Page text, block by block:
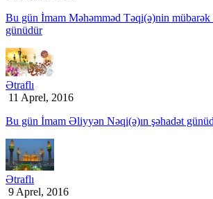
Bu gün İmam Məhəmməd Təqi(ə)nin
günüdür
Ətraflı
11 Aprel, 2016
Bu gün İmam Əliyyən Nəqi(ə)ın şəhadət
Ətraflı
9 Aprel, 2016